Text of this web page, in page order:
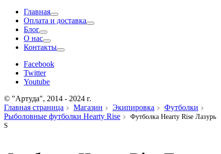
Главная
Оплата и доставка
Блог
О нас
Контакты
Facebook
Twitter
Youtube
© "Артуда", 2014 - 2024 г.
Главная страница
Магазин Экипировка
Футболки
Рыболовные футболки Hearty Rise
Футболка Hearty Rise Лазурь
S